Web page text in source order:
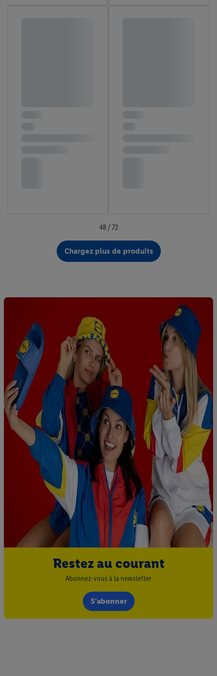
48 / 72
Chargez plus de produits
Restez au courant
Abonnez-vous à la newsletter
S'abonner